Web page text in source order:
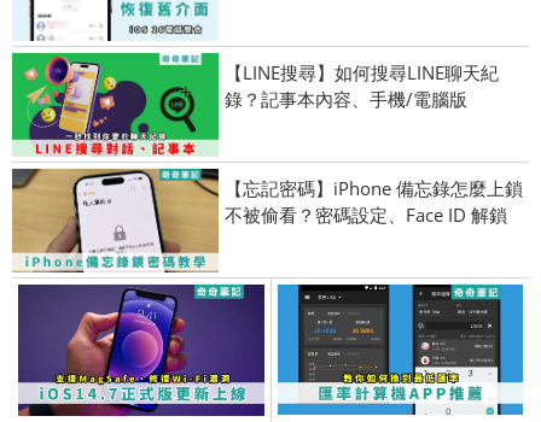
【LINE搜尋】如何搜尋LINE聊天紀
錄？記事本內容、手機/電腦版
【忘記密碼】iPhone 備忘錄怎麼上鎖
不被偷看？密碼設定、Face ID 解鎖